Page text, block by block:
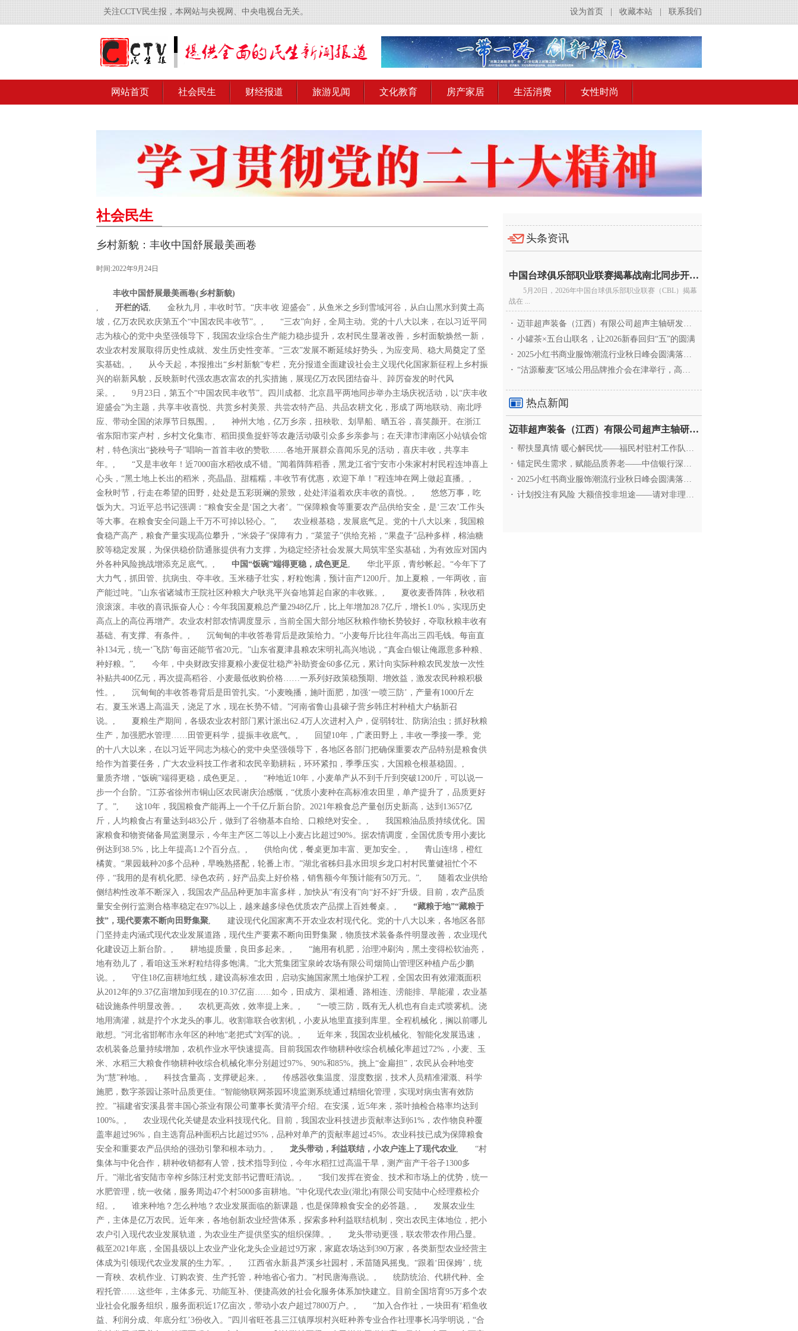
关注CCTV民生报，本网站与央视网、中央电视台无关。 联系我们
收藏本站
设为首页
网站首页 社会民生 财经报道 旅游见闻 文化教育 房产家居 生活消费 女性时尚
社会民生
乡村新貌：丰收中国舒展最美画卷
时间:2022年9月24日
丰收中国舒展最美画卷(乡村新貌)
, 开栏的话, 金秋九月，丰收时节。“庆丰收 迎盛会”，从鱼米之乡到雪域河谷，从白山黑水到黄土高
坡，亿万农民欢庆第五个“中国农民丰收节”。, “三农”向好，全局主动。党的十八大以来，在以习近平同
志为核心的党中央坚强领导下，我国农业综合生产能力稳步提升，农村民生显著改善，乡村面貌焕然一新，
农业农村发展取得历史性成就、发生历史性变革。“三农”发展不断延续好势头，为应变局、稳大局奠定了坚
实基础。, 从今天起，本报推出“乡村新貌”专栏，充分报道全面建设社会主义现代化国家新征程上乡村振
兴的崭新风貌，反映新时代强农惠农富农的扎实措施，展现亿万农民团结奋斗、踔厉奋发的时代风
采。, 9月23日，第五个“中国农民丰收节”。四川成都、北京昌平两地同步举办主场庆祝活动，以“庆丰收
迎盛会”为主题，共享丰收喜悦、共赏乡村美景、共尝农特产品、共品农耕文化，形成了两地联动、南北呼
应、带动全国的浓厚节日氛围。, 神州大地，亿万乡亲，扭秧歌、划旱船、晒五谷，喜笑颜开。在浙江
省东阳市寀卢村，乡村文化集市、稻田摸鱼捉虾等农趣活动吸引众多乡亲参与；在天津市津南区小站镇会馆
村，特色演出“挠秧号子”唱响一首首丰收的赞歌……各地开展群众喜闻乐见的活动，喜庆丰收，共享丰
年。, “又是丰收年！近7000亩水稻收成不错。”闻着阵阵稻香，黑龙江省宁安市小朱家村村民程连坤喜上
心头，“黑土地上长出的稻米，亮晶晶、甜糯糯，丰收节有优惠，欢迎下单！”程连坤在网上做起直播。,
金秋时节，行走在希望的田野，处处是五彩斑斓的景致，处处洋溢着欢庆丰收的喜悦。, 悠悠万事，吃
饭为大。习近平总书记强调：“粮食安全是‘国之大者’。”“保障粮食等重要农产品供给安全，是‘三农’工作头
等大事。在粮食安全问题上千万不可掉以轻心。”, 农业根基稳，发展底气足。党的十八大以来，我国粮
食稳产高产，粮食产量实现高位攀升，“米袋子”保障有力，“菜篮子”供给充裕，“果盘子”品种多样，棉油糖
胶等稳定发展，为保供稳价防通胀提供有力支撑，为稳定经济社会发展大局筑牢坚实基础，为有效应对国内
外各种风险挑战增添充足底气。, 中国“饭碗”端得更稳，成色更足, 华北平原，青纱帐起。“今年下了
大力气，抓田管、抗病虫、夺丰收。玉米穗子壮实，籽粒饱满，预计亩产1200斤。加上夏粮，一年两收，亩
产能过吨。”山东省诸城市王院社区种粮大户耿兆平兴奋地算起自家的丰收账。, 夏收麦香阵阵，秋收稻
浪滚滚。丰收的喜讯振奋人心：今年我国夏粮总产量2948亿斤，比上年增加28.7亿斤，增长1.0%，实现历史
高点上的高位再增产。农业农村部农情调度显示，当前全国大部分地区秋粮作物长势较好，夺取秋粮丰收有
基础、有支撑、有条件。, 沉甸甸的丰收答卷背后是政策给力。“小麦每斤比往年高出三四毛钱。每亩直
补134元，统一‘飞防’每亩还能节省20元。”山东省夏津县粮农宋明礼高兴地说，“真金白银让俺愿意多种粮、
种好粮。”, 今年，中央财政安排夏粮小麦促壮稳产补助资金60多亿元，累计向实际种粮农民发放一次性
补贴共400亿元，再次提高稻谷、小麦最低收购价格……一系列好政策稳预期、增效益，激发农民种粮积极
性。, 沉甸甸的丰收答卷背后是田管扎实。“小麦晚播，施叶面肥，加强‘一喷三防’，产量有1000斤左
右。夏玉米遇上高温天，浇足了水，现在长势不错。”河南省鲁山县磙子营乡韩庄村种植大户杨新召
说。, 夏粮生产期间，各级农业农村部门累计派出62.4万人次进村入户，促弱转壮、防病治虫；抓好秋粮
生产，加强肥水管理……田管更科学，提振丰收底气。, 回望10年，广袤田野上，丰收一季接一季。党
的十八大以来，在以习近平同志为核心的党中央坚强领导下，各地区各部门把确保重要农产品特别是粮食供
给作为首要任务，广大农业科技工作者和农民辛勤耕耘，环环紧扣，季季压实，大国粮仓根基稳固。,
量质齐增，“饭碗”端得更稳，成色更足。, “种地近10年，小麦单产从不到千斤到突破1200斤，可以说一
步一个台阶。”江苏省徐州市铜山区农民谢庆治感慨，“优质小麦种在高标准农田里，单产提升了，品质更好
了。”, 这10年，我国粮食产能再上一个千亿斤新台阶。2021年粮食总产量创历史新高，达到13657亿
斤，人均粮食占有量达到483公斤，做到了谷物基本自给、口粮绝对安全。, 我国粮油品质持续优化。国
家粮食和物资储备局监测显示，今年主产区二等以上小麦占比超过90%。据农情调度，全国优质专用小麦比
例达到38.5%，比上年提高1.2个百分点。, 供给向优，餐桌更加丰富、更加安全。, 青山连绵，橙红
橘黄。“果园栽种20多个品种，早晚熟搭配，轮番上市。”湖北省秭归县水田坝乡龙口村村民董健祖忙个不
停，“我用的是有机化肥、绿色农药，好产品卖上好价格，销售额今年预计能有50万元。”, 随着农业供给
侧结构性改革不断深入，我国农产品品种更加丰富多样，加快从“有没有”向“好不好”升级。目前，农产品质
量安全例行监测合格率稳定在97%以上，越来越多绿色优质农产品摆上百姓餐桌。, “藏粮于地”“藏粮于
技”，现代要素不断向田野集聚, 建设现代化国家离不开农业农村现代化。党的十八大以来，各地区各部
门坚持走内涵式现代农业发展道路，现代生产要素不断向田野集聚，物质技术装备条件明显改善，农业现代
化建设迈上新台阶。, 耕地提质量，良田多起来。, “施用有机肥，治理冲刷沟，黑土变得松软油亮，
地有劲儿了，看咱这玉米籽粒结得多饱满。”北大荒集团宝泉岭农场有限公司烟筒山管理区种植户岳少鹏
说。, 守住18亿亩耕地红线，建设高标准农田，启动实施国家黑土地保护工程，全国农田有效灌溉面积
从2012年的9.37亿亩增加到现在的10.37亿亩……如今，田成方、渠相通、路相连、涝能排、旱能灌，农业基
础设施条件明显改善。, 农机更高效，效率提上来。, “一喷三防，既有无人机也有自走式喷雾机。浇
地用滴灌，就是拧个水龙头的事儿。收割靠联合收割机，小麦从地里直接到库里。全程机械化，搁以前哪儿
敢想。”河北省邯郸市永年区的种地“老把式”刘军的说。, 近年来，我国农业机械化、智能化发展迅速，
农机装备总量持续增加，农机作业水平快速提高。目前我国农作物耕种收综合机械化率超过72%，小麦、玉
米、水稻三大粮食作物耕种收综合机械化率分别超过97%、90%和85%。挑上“金扁担”，农民从会种地变
为“慧”种地。, 科技含量高，支撑硬起来。, 传感器收集温度、湿度数据，技术人员精准灌溉、科学
施肥，数字茶园让茶叶品质更佳。“智能物联网茶园环境监测系统通过精细化管理，实现对病虫害有效防
控。”福建省安溪县誉丰国心茶业有限公司董事长黄清平介绍。在安溪，近5年来，茶叶抽检合格率均达到
100%。, 农业现代化关键是农业科技现代化。目前，我国农业科技进步贡献率达到61%，农作物良种覆
盖率超过96%，自主选育品种面积占比超过95%，品种对单产的贡献率超过45%。农业科技已成为保障粮食
安全和重要农产品供给的强劲引擎和根本动力。, 龙头带动，利益联结，小农户连上了现代农业, “村
集体与中化合作，耕种收销都有人管，技术指导到位，今年水稻扛过高温干旱，测产亩产干谷子1300多
斤。”湖北省安陆市辛榨乡陈汪村党支部书记曹旺清说。, “我们发挥在资金、技术和市场上的优势，统一
水肥管理，统一收储，服务周边47个村5000多亩耕地。”中化现代农业(湖北)有限公司安陆中心经理蔡松介
绍。, 谁来种地？怎么种地？农业发展面临的新课题，也是保障粮食安全的必答题。, 发展农业生
产，主体是亿万农民。近年来，各地创新农业经营体系，探索多种利益联结机制，突出农民主体地位，把小
农户引入现代农业发展轨道，为农业生产提供坚实的组织保障。, 龙头带动更强，联农带农作用凸显。
截至2021年底，全国县级以上农业产业化龙头企业超过9万家，家庭农场达到390万家，各类新型农业经营主
体成为引领现代农业发展的生力军。, 江西省永新县芦溪乡社园村，禾苗随风摇曳。“跟着‘田保姆’，统
一育秧、农机作业、订购农资、生产托管，种地省心省力。”村民唐海燕说。, 统防统治、代耕代种、全
程托管……这些年，主体多元、功能互补、便捷高效的社会化服务体系加快建立。目前全国培育95万多个农
业社会化服务组织，服务面积近17亿亩次，带动小农户超过7800万户。, “加入合作社，一块田有‘稻鱼收
益、利润分成、年底分红’3份收入。”四川省旺苍县三江镇厚坝村兴旺种养专业合作社理事长冯学明说，“合
头条资讯
中国台球俱乐部职业联赛揭幕战南北同步开杆 首届CBL
5月20日，2026年中国台球俱乐部职业联赛（CBL）揭幕
战在 ...
· 迈菲超声装备（江西）有限公司超声主轴研发和生产项
· 小罐茶×五台山联名，让2026新春回归“五”的圆满
· 2025小红书商业服饰潮流行业秋日峰会圆满落幕，携手
· “沽源藜麦”区域公用品牌推介会在津举行，高蛋白产业
热点新闻
迈菲超声装备（江西）有限公司超声主轴研发和生产项
· 帮扶显真情 暖心解民忧——福民村驻村工作队与村委心系
· 锚定民生需求，赋能品质养老——中信银行深圳分行养老
· 2025小红书商业服饰潮流行业秋日峰会圆满落幕，携手
· 计划投注有风险 大额倍投非坦途——请对非理性购彩说“